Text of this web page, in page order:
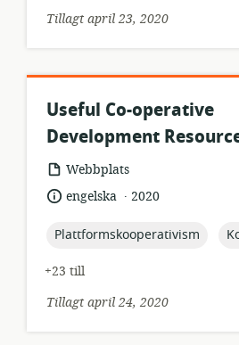
Tillagt april 23, 2020
Useful Co-operative
Development
resursformat:
Webbplats
språk:engelska .
publiceringsdatum:
2020
topic:
Plattformskooperativism
+23 till
Tillagt april 24, 2020